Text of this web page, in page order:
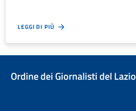
LEGGI DI PIÙ
Ordine dei Giornalisti del Lazio